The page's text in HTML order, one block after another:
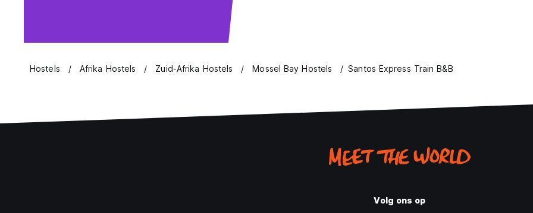
Hostels Afrika Hostels Zuid-Afrika Hostels Mossel Bay Hostels Santos Express Train B&B
Volg ons op